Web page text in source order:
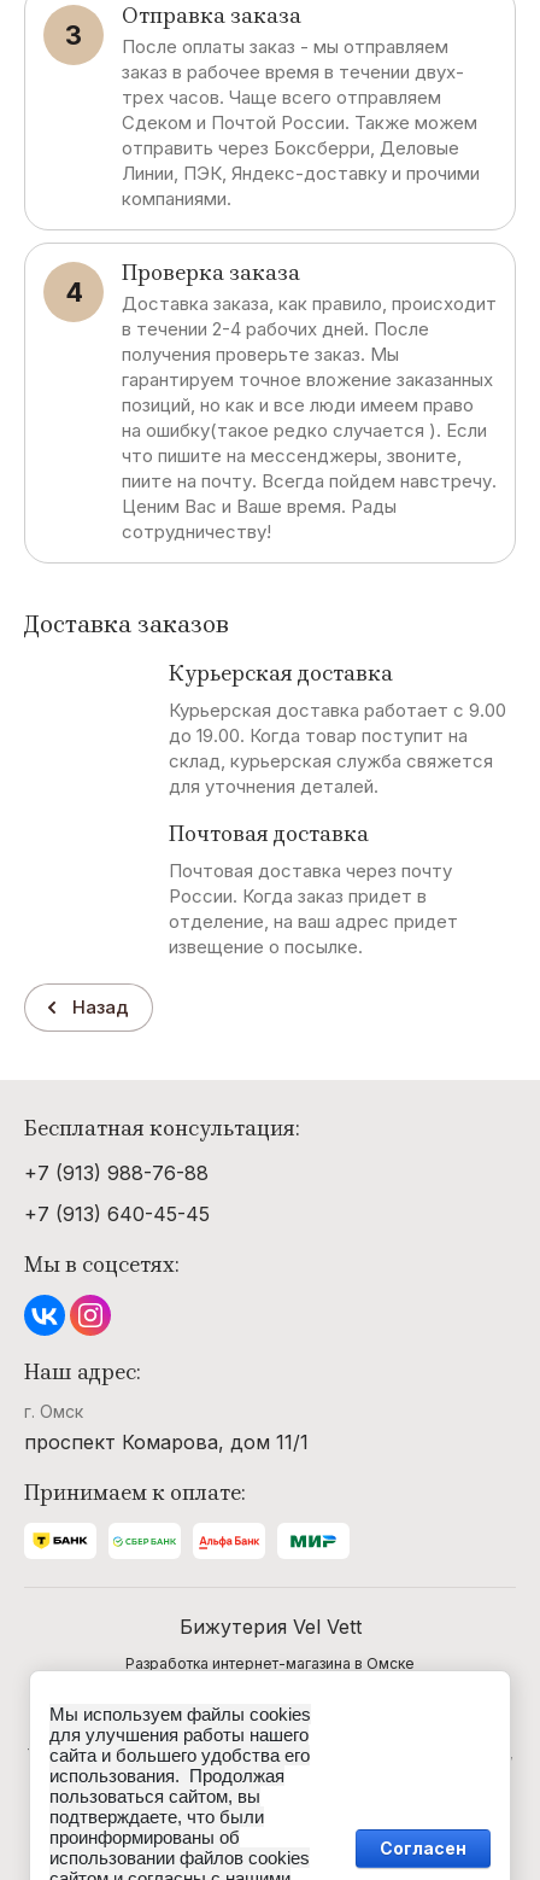
3
Отправка заказа
После оплаты заказ - мы отправляем
заказ в рабочее время в течении двух-
трех часов. Чаще всего отправляем
Сдеком и Почтой России. Также можем
отправить через Боксберри, Деловые
Линии, ПЭК, Яндекс-доставку и прочими
компаниями.
4
Проверка заказа
Доставка заказа, как правило, происходит
в течении 2-4 рабочих дней. После
получения проверьте заказ. Мы
гарантируем точное вложение заказанных
позиций, но как и все люди имеем право
на ошибку(такое редко случается ). Если
что пишите на мессенджеры, звоните,
пиите на почту. Всегда пойдем навстречу.
Ценим Вас и Ваше время. Рады
сотрудничеству!
Доставка заказов
Курьерская доставка
Курьерская доставка работает с 9.00
до 19.00. Когда товар поступит на
склад, курьерская служба свяжется
для уточнения деталей.
Почтовая доставка
Почтовая доставка через почту
России. Когда заказ придет в
отделение, на ваш адрес придет
извещение о посылке.
Назад
Бесплатная консультация:
+7 (913) 988-76-88
+7 (913) 640-45-45
Мы в соцсетях:
Наш адрес:
г. Омск
проспект Комарова, дом 11/1
Принимаем к оплате:
Бижутерия Vel Vett
Разработка интернет-магазина в Омске
Данные о товарах и услугах, включая цены и
технические характеристики, представленные на сайте,
не являются публичной офертой, определяемой
положениями Статьи 437 (2) ГК РФ, а носят
исключительно информационный характер. Для
получения точной информации о наличии и стоимости
товара, пожалуйста, обращайтесь по нашим телефонам.
Мы используем файлы cookies
для улучшения работы нашего
сайта и большего удобства его
использования. Продолжая
пользоваться сайтом, вы
подтверждаете, что были
проинформированы об
использовании файлов cookies
Согласен